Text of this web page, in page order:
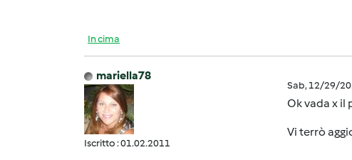
In cima
mariella78
Iscritto : 01.02.2011
Sab, 12/29/
Ok vada x il
Vi terrò